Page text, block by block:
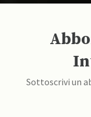
Sottoscrivi un